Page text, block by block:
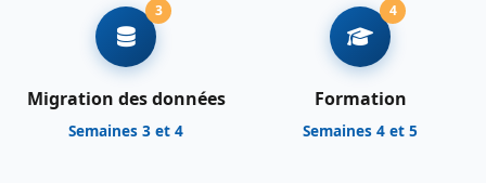
3
Migration des données
Semaines 3 et 4
4
Formation
Semaines 4 et 5